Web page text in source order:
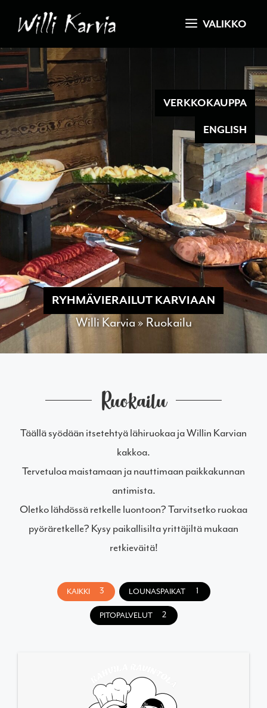
sisältöön
VALIKKO
VERKKOKAUPPA
ENGLISH
RYHMÄVIERAILUT KARVIAAN
Willi Karvia» Ruokailu
Ruokailu
Täällä syödään itsetehtyä lähiruokaa ja Willin Karvian
kakkoa.
Tervetuloa maistamaan ja nauttimaan paikkakunnan
antimista.
Oletko lähdössä retkelle luontoon? Tarvitsetko ruokaa
pyöräretkelle? Kysy paikallisilta yrittäjiltä mukaan
retkieväitä!
KAIKKI 3 LOUNASPAIKAT 1
PITOPALVELUT 2